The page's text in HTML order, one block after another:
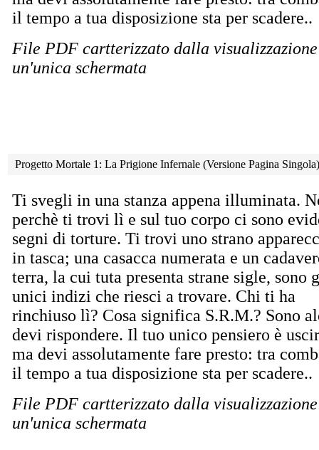
il tempo a tua disposizione sta per scadere..
File PDF cartterizzato dalla
un'unica schermata
Progetto Mortale 1: La Prigione Infernale (Versione Pagina
Ti svegli in una stanza appena illuminata.
perchè ti trovi lì e sul tuo corpo ci sono
segni di torture. Ti trovi uno strano
in tasca; una casacca numerata e un
terra, la cui tuta presenta strane sigle, sono
unici indizi che riesci a trovare. Chi ti ha
rinchiuso lì? Cosa significa S.R.M.? Sono
devi rispondere. Il tuo unico pensiero è
ma devi assolutamente fare presto: tra
il tempo a tua disposizione sta per scadere..
File PDF cartterizzato dalla
un'unica schermata